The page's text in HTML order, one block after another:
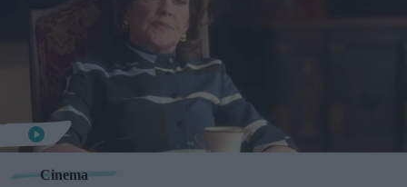
Cinema